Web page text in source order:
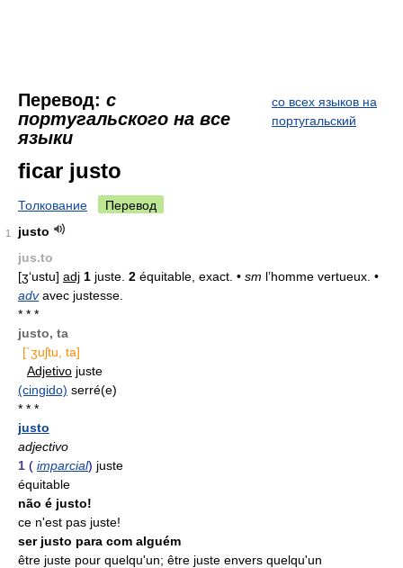
Перевод: с
португальского на все
языки
со всех языков на
португальский
ficar justo
Толкование Перевод
1
justo
jus.to
[ʒ‘ustu] adj 1 juste. 2 équitable, exact. • sm l’homme vertueux. •
advavec justesse.
* * *
justo, ta
[`ʒuʃtu, ta]
Adjetivo juste
(cingido) serré(e)
* * *
justo
adjectivo
1 ( imparcial) juste
équitable
não é justo!
ce n'est pas juste!
ser justo para com alguém
être juste pour quelqu'un; être juste envers quelqu'un